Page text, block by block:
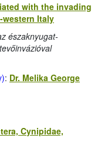
with the invading
Italy
északnyugat-
: Dr. Melika George
Cynipidae,